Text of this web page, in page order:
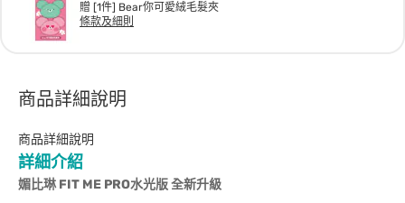
贈 [1件] Bear你可愛絨毛髮夾
條款及細則
商品詳細說明
商品詳細說明
詳細介紹
媚比琳 FIT ME PRO水光版 全新升級